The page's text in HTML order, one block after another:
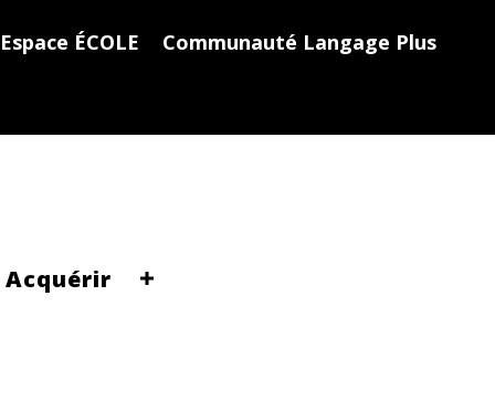
Espace ÉCOLE
Communauté Langage Plus
Acquérir